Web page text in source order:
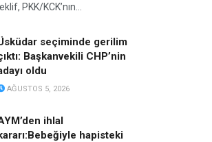
PKK/KCK’nın...
seçiminde gerilim
Başkanvekili CHP’nin
oldu
AĞUSTOS 5, 2026
ihlal
hapisteki